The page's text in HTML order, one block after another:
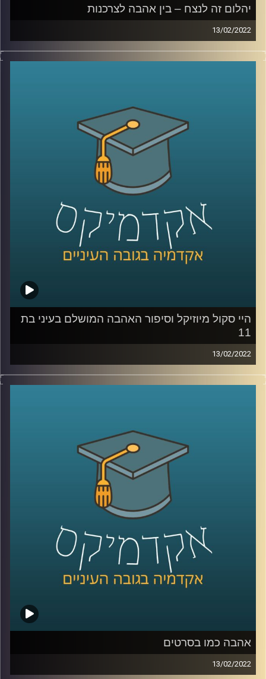
לחצו כאן
קרדיט תמונות:AudioVersity
יהלום זה לנצח – בין אהבה לצרכנות
13/02/2022
מרלין מונרו הצהירה כבר בשנות החמישים כי "יהלום הוא חברה
הטוב ביותר של האישה", בכל זאת… יהלומים זה לנצח…
לאהבה? האזינו לשיחה שקיימתי עם ד"ר שירי רזניק,
פסיכולוגית חברתית וחוקרת תקשורת, מרצת הקורס "ייצוגים
של אהבה וזוגיות בתרבות הפופולארית".
לשיחה עם ד"ר שירי רזניק על "אהבה כמו בסרטים" –
לשיחה עם ד"ר רזניק על איך ילדות תופסות סיפורי אהבה –
היי סקול מיוזיקל וסיפור האהבה המושלם בעיני בת
11
13/02/2022
רובנו צפינו בילדותינו סרטי דיסני ושמענו אגדות לפני השינה.
ד"ר שירי רזניק, פסיכולוגית חברתית וחוקרת תקשורת, בדקה
הפריפריה את הסרט "היי סקול מיוזיקל" לאופן בו הסרט פורש
על ידי בנות המרכז?
האזינו להמשך השיחה שקיימתי עם ד"ר שירי רזניק, מרצת
הקורס ייצוגים של אהבה וזוגיות בתרבות הפופולארית.
לשיחה עם ד"ר שירי רזניק על "אהבה כמו בסרטים" –
לשיחה עם ד"ר שירי רזניק על אהבה וצרכנות –לחצו כאן
אהבה כמו בסרטים
13/02/2022